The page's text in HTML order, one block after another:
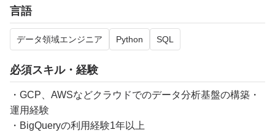
言語
データ領域エンジニア Python SQL
必須スキル・経験
・GCP、AWSなどクラウドでのデータ分析基盤の構築・
運用経験
・BigQueryの利用経験1年以上